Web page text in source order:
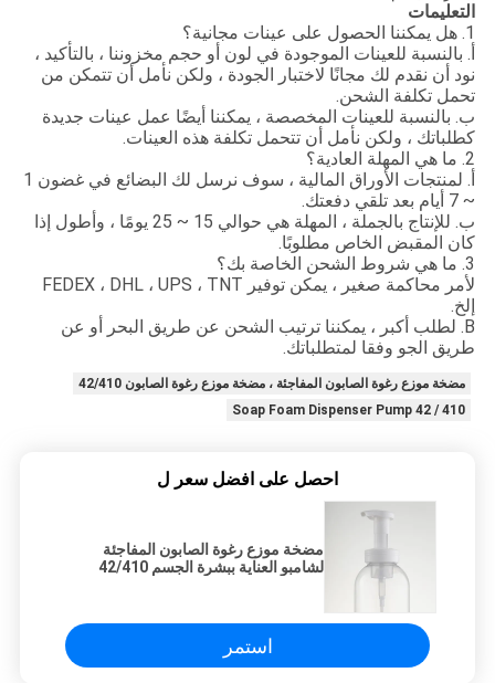
التعليمات
1. هل يمكننا الحصول على عينات مجانية؟
أ. بالنسبة للعينات الموجودة في لون أو حجم مخزوننا ، بالتأكيد ،
نود أن نقدم لك مجانًا لاختبار الجودة ، ولكن نأمل أن تتمكن من
تحمل تكلفة الشحن.
ب. بالنسبة للعينات المخصصة ، يمكننا أيضًا عمل عينات جديدة
كطلباتك ، ولكن نأمل أن تتحمل تكلفة هذه العينات.
2. ما هي المهلة العادية؟
أ. لمنتجات الأوراق المالية ، سوف نرسل لك البضائع في غضون 1
~ 7 أيام بعد تلقي دفعتك.
ب. للإنتاج بالجملة ، المهلة هي حوالي 15 ~ 25 يومًا ، وأطول إذا
كان المقبض الخاص مطلوبًا.
3. ما هي شروط الشحن الخاصة بك؟
لأمر محاكمة صغير ، يمكن توفير FEDEX ، DHL ، UPS ، TNT
إلخ.
B. لطلب أكبر ، يمكننا ترتيب الشحن عن طريق البحر أو عن
طريق الجو وفقا لمتطلباتك.
مضخة موزع رغوة الصابون المفاجئة ، مضخة موزع رغوة الصابون 42/410
Soap Foam Dispenser Pump 42 / 410
احصل على افضل سعر ل
مضخة موزع رغوة الصابون المفاجئة
لشامبو العناية ببشرة الجسم 42/410
استمر